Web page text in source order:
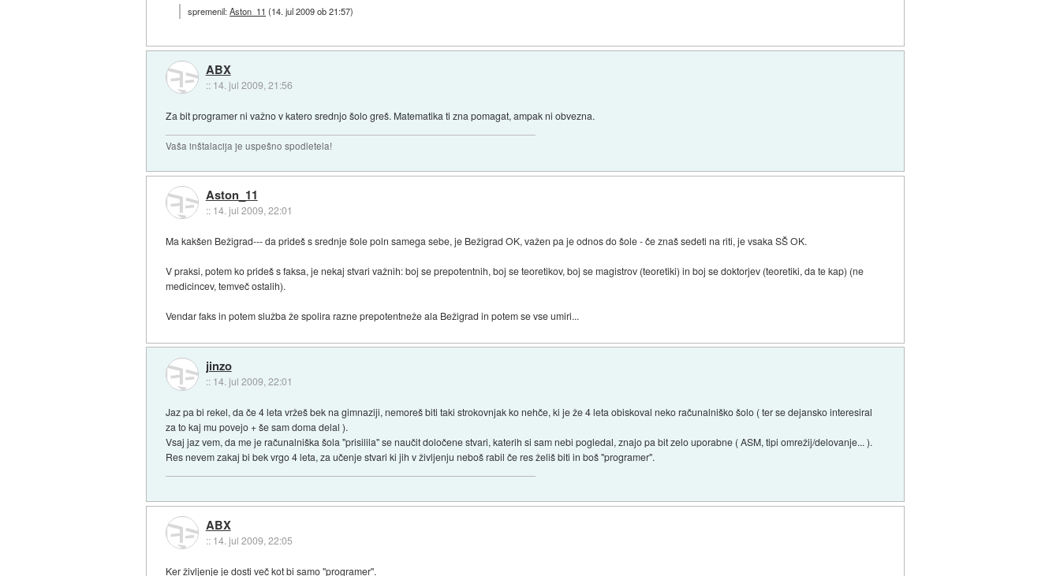
spremenil:Aston_11 (14. jul 2009 ob 21:57)
ABX
:: 14. jul 2009, 21:56
Za bit programer ni važno v katero srednjo šolo greš. Matematika ti zna pomagat, ampak ni obvezna.
Vaša inštalacija je uspešno spodletela!
Aston_11
:: 14. jul 2009, 22:01
Ma kakšen Bežigrad--- da prideš s srednje šole poln samega sebe, je Bežigrad OK, važen pa je odnos do šole - če znaš sedeti na riti, je vsaka SŠ OK.
V praksi, potem ko prideš s faksa, je nekaj stvari važnih: boj se prepotentnih, boj se teoretikov, boj se magistrov (teoretiki) in boj se doktorjev (teoretiki, da te kap) (ne
medicincev, temveč ostalih).
Vendar faks in potem služba že spolira razne prepotentneže ala Bežigrad in potem se vse umiri...
jinzo
:: 14. jul 2009, 22:01
Jaz pa bi rekel, da če 4 leta vržeš bek na gimnaziji, nemoreš biti taki strokovnjak ko nehče, ki je že 4 leta obiskoval neko računalniško šolo ( ter se dejansko interesiral
za to kaj mu povejo + še sam doma delal ).
Vsaj jaz vem, da me je računalniška šola "prisilila" se naučit določene stvari, katerih si sam nebi pogledal, znajo pa bit zelo uporabne ( ASM, tipi omrežij/delovanje... ).
Res nevem zakaj bi bek vrgo 4 leta, za učenje stvari ki jih v življenju neboš rabil če res želiš biti in boš "programer".
ABX
:: 14. jul 2009, 22:05
Ker življenje je dosti več kot bi samo "programer".